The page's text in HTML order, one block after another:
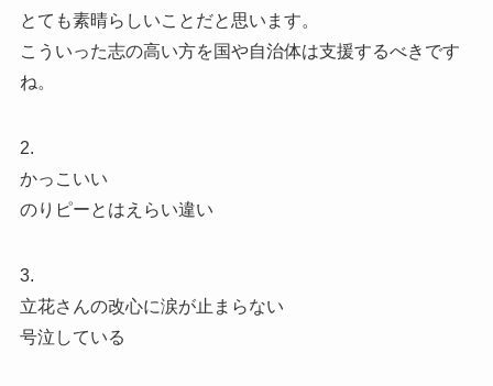
とても素晴らしいことだと思います。
こういった志の高い方を国や自治体は支援するべきです
ね。
2.
かっこいい
のりピーとはえらい違い
3.
立花さんの改心に涙が止まらない
号泣している